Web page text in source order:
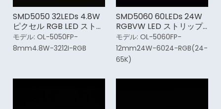
SMD5050 32LEDs 4.8W
ピクセル RGB LED ストリ
ップ ライト
モデル: OL-5050FP-
8mm4.8W-3212I-RGB
SMD5060 60LEDs 24W
RGBVW LED ストリップ
ライト
モデル: OL-5060FP-
12mm24W-6024-RGB(24-
65K)